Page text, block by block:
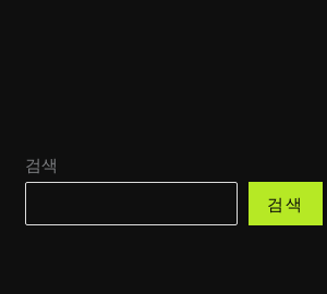
검색
검색